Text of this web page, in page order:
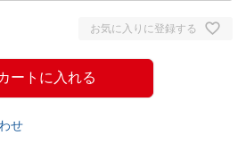
お気に入りに登録する
ートに入れる
せ